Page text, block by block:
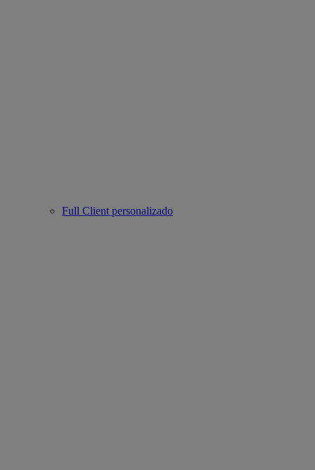
Full Client personalizado